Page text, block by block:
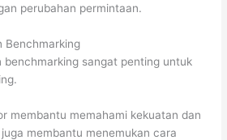
perubahan permintaan.
Benchmarking
benchmarking sangat penting untuk
membantu memahami kekuatan dan
membantu menemukan cara